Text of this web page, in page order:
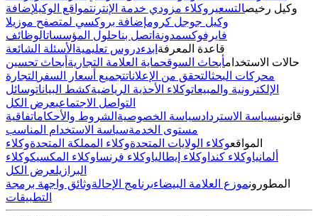
وكيل رخيصالتسعير وكلاء مزودي خدمة الإنترنتمواقع الوكيلإضافة
وكيل جوجل كرومإضافة بروكسي لمتصفح موزيلا
فايرفوكسمدونة اتصل بناحلول المؤسساتالوظائف
قاعدة المعرفة ابدءدروس تعليمية الأسئلة الشائعة
حالات الاستخدامأبحاث السوقحماية العلامة التجارية أبحاث تحسين
محركات البحثالتحقق من الإعلاناتتجميع أسعار السفر التجارة
الإلكترونية والمبيعاتوكلاء الأحذية الرياضيةكشط البياناتوسائل
التواصل الاجتماعيعرض الكل
قانونيسياسة الاستردادسياسة الخصوصية الشروط والأحكاماتفاقية
مستوى الخدمةسياسة الاستخدام المناسب
المواقعوكلاء الولايات المتحدةوكلاء المملكة المتحدةوكلاء
ألمانياوكلاء كندا وكلاء إيطالياوكلاء فرنساوكلاء المكسيكوكلاء
البرازيلعرض الكل
المطورونموزع العلامة البيضاءبرنامج الإحالةوثائق واجهة برمجة
التطبيقات